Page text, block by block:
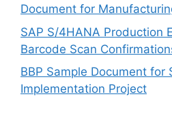
Document for
SAP S/4HANA Production
Barcode Scan
BBP Sample Document for
Implementation Project